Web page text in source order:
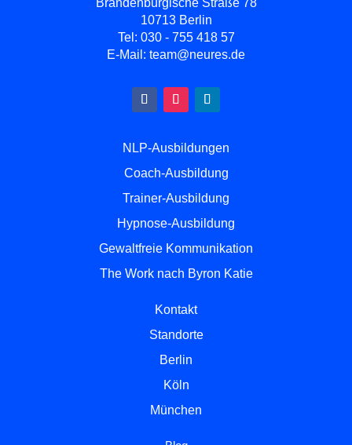
Brandenburgische Straße 78
10713 Berlin
Tel: 030 - 755 418 57
E-Mail: team@neures.de
NLP-Ausbildungen
Coach-Ausbildung
Trainer-Ausbildung
Hypnose-Ausbildung
Gewaltfreie Kommunikation
The Work nach Byron Katie
Kontakt
Standorte
Berlin
Köln
München